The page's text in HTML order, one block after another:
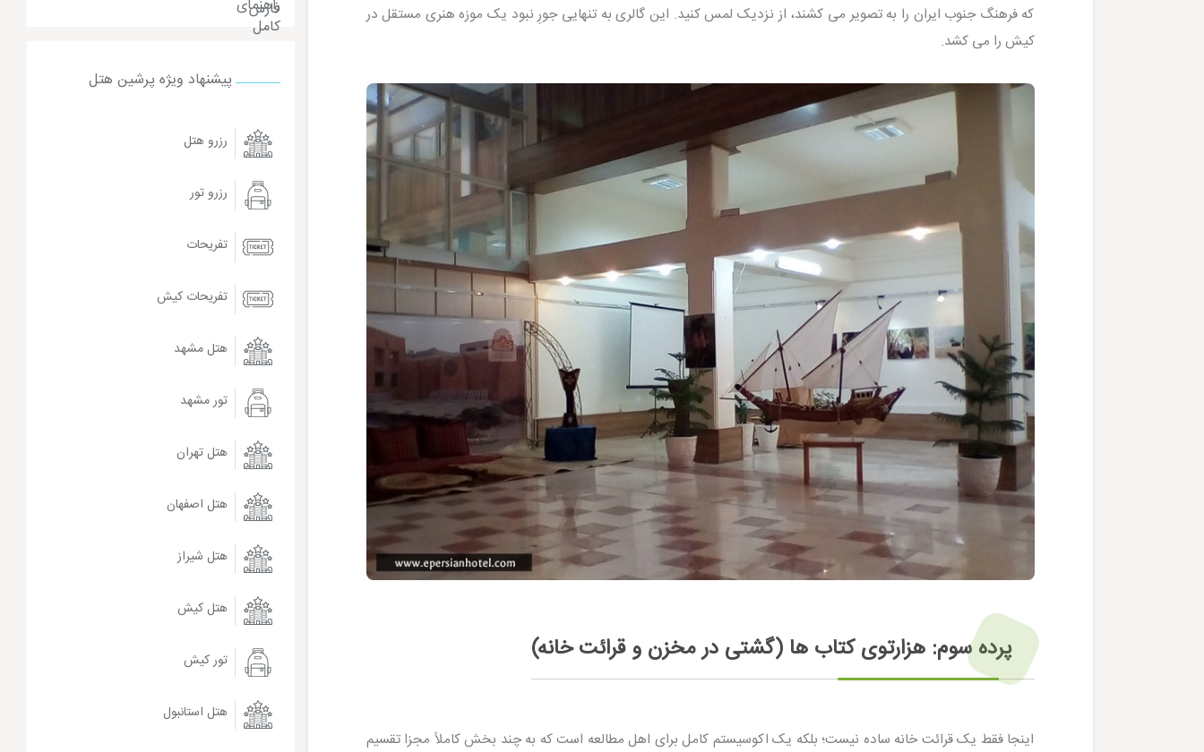
که فرهنگ جنوب ایران را به تصویر می کشند، از نزدیک لمس کنید. این گالری به تنهایی جورِ نبود یک موزه هنری مستقل در
کیش را می کشد.
پرده سوم: هزارتوی کتاب ها (گشتی در مخزن و قرائت خانه)
اینجا فقط یک قرائت خانه ساده نیست؛ بلکه یک اکوسیستم کامل برای اهل مطالعه است که به چند بخش کاملاً مجزا تقسیم
پیشنهاد ویژه پرشین هتل
رزرو هتل
رزرو تور
تفریحات
تفریحات کیش
هتل مشهد
تور مشهد
هتل تهران
هتل اصفهان
هتل شیراز
هتل کیش
تور کیش
هتل استانبول